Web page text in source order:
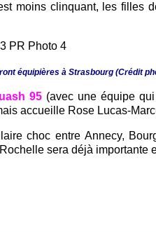
moins clinquant, les filles
équipières à Strasbourg (Crédit
95(avec une équipe qui
accueille Rose Lucas-
choc entre Annecy,
sera déjà importante